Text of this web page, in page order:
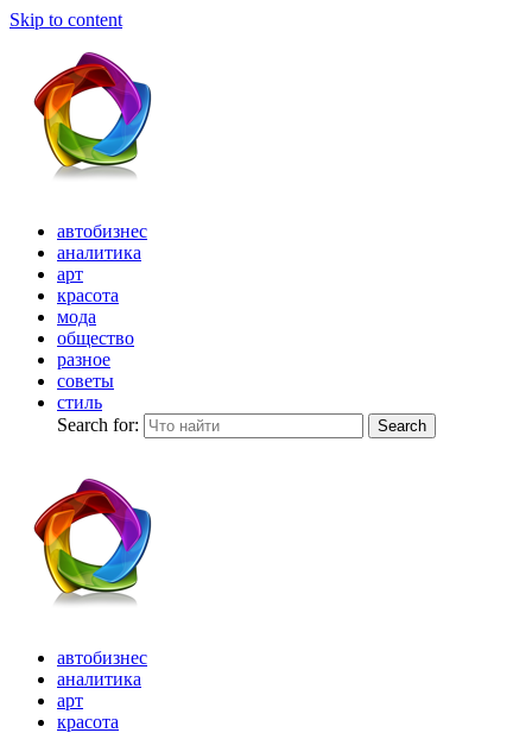
Skip to content
автобизнес
аналитика
арт
красота
мода
общество
разное
советы
стиль
Search for:
Search
автобизнес
аналитика
арт
красота